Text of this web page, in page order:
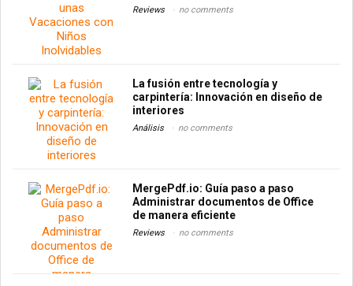
Reviews no comments
La fusión entre tecnología y
carpintería: Innovación en diseño de
interiores
Análisis no comments
MergePdf.io: Guía paso a paso
Administrar documentos de Office
de manera eficiente
Reviews no comments